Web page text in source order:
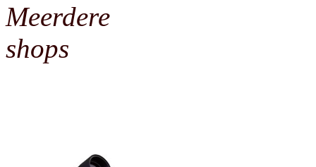
Meerdere
shops